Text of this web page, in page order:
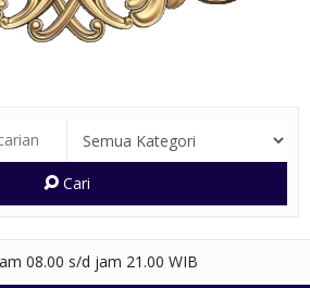
Cari
08.00 s/d jam 21.00 WIB